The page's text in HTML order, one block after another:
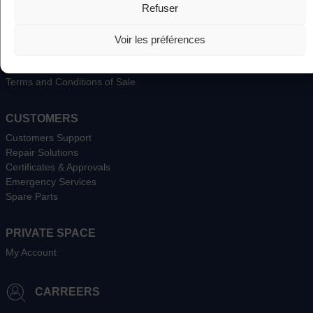
Refuser
Voir les préférences
Design Office and Engineering
Terms and Conditions of Sale
CUSTOMERS
Customers Support
Repair Solutions
Certificates & Approvals
Emergency Services
Spare Parts
PRIVATE SPACE
My Account
CARREERS